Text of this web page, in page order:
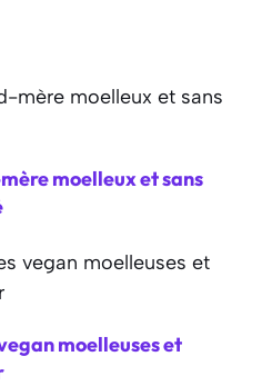
moelleux et sans
moelleuses et